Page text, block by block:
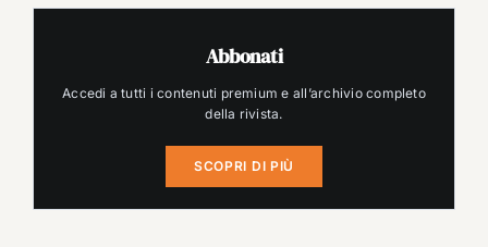
Abbonati
Accedi a tutti i contenuti premium e all’archivio completo
della rivista.
SCOPRI DI PIÙ